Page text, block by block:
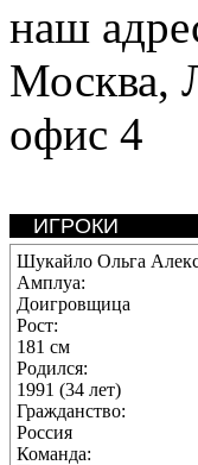
наш
Москва,
офис 4
ИГРОКИ
Шукайло Ольга
Амплуа:
Доигровщица
Рост:
181 см
Родился:
1991 (34 лет)
Гражданство:
Россия
Команда: